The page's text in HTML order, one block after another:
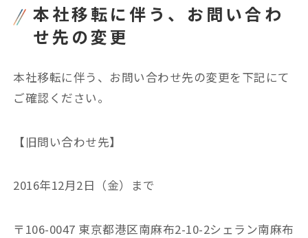
本社移転に伴う、お問い合わ
せ先の変更
本社移転に伴う、お問い合わせ先の変更を下記にて
ご確認ください。
【旧問い合わせ先】
2016年12月2日（金）まで
〒106-0047 東京都港区南麻布2-10-2シェラン南麻布